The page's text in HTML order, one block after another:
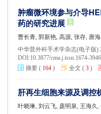
肿瘤微环境参与介导
药的研究进展
曹长青, 郭新艳, 高源, 张存, 唐
中华普外科手术学杂志(电子版)
DOI:10.3877/cma.j.issn.1674-
摘要 ( 164 ) 全文 ( 3 )
肝再生细胞来源及调控
叶晓琳, 刘云飞, 庞明泉, 王海久